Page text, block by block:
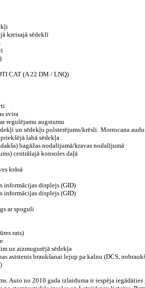
kreisajā sēdeklī
CAT (A 22 DM / LNQ)
svira
regulējamu augstumu
un sēdekļu polsterējums/krēsli: Morrocana
labā sēdekļa
bagāžas nodalījumā/kravas nodalījumā
centrālajā konsoles daļā
krāsā
informācijas displejs (GID)
informācijas displejs (GID)
ar spoguli
rats)
uz aizmugurējā sēdekļa
asistents braukšanai lejup pa kalnu (DCS,
Auto no 2010 gada izlaiduma ir iespēja